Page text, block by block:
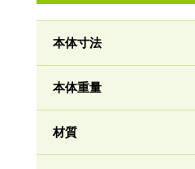
本体寸法
本体重量
材質